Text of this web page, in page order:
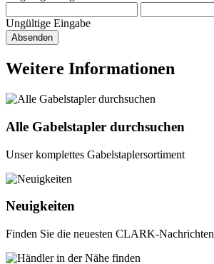
Ungültige Eingabe
Absenden
Weitere Informationen
Alle Gabelstapler durchsuchen
Unser komplettes Gabelstaplersortiment
Neuigkeiten
Finden Sie die neuesten CLARK-Nachrichten